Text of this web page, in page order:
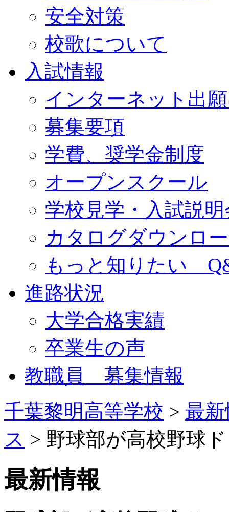
安全対策
校歌について
入試情報
インターネット出
募集要項
学費、奨学金制度
オープンスクール
学校見学・入試説明
カタログダウンロ
もっと知りたい
進路状況
大学合格実績
卒業生の声
教職員 募集情報
千葉黎明高等学校 > 最
ス > 野球部が高校野球
最新情報